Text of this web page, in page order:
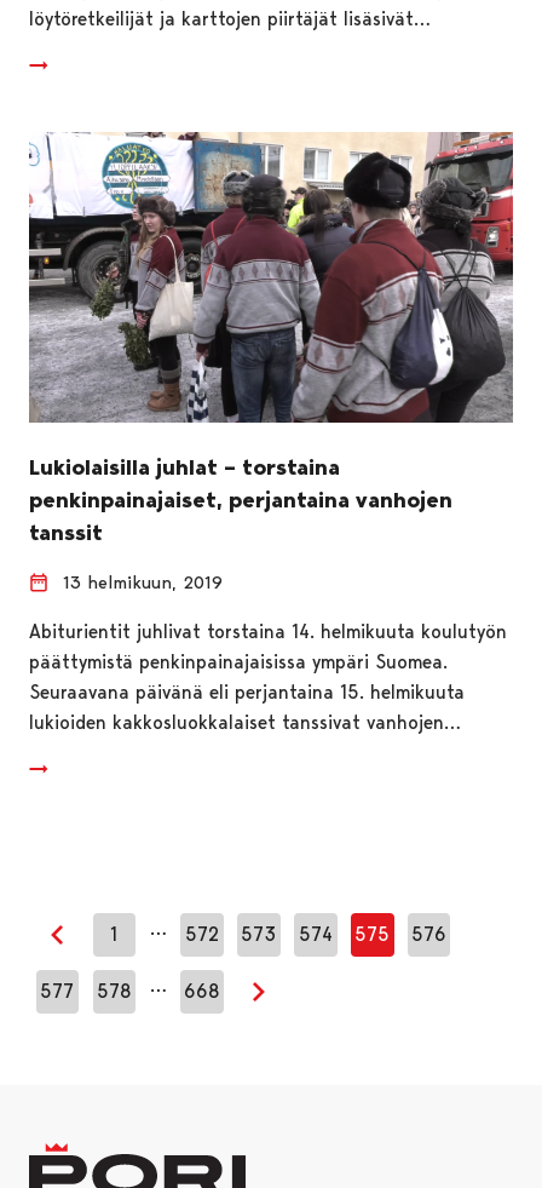
löytöretkeilijät ja karttojen piirtäjät lisäsivät…
Lukiolaisilla juhlat – torstaina
penkinpainajaiset, perjantaina vanhojen
tanssit
13 helmikuun, 2019
Abiturientit juhlivat torstaina 14. helmikuuta koulutyön
päättymistä penkinpainajaisissa ympäri Suomea.
Seuraavana päivänä eli perjantaina 15. helmikuuta
lukioiden kakkosluokkalaiset tanssivat vanhojen…
Edellinen sivu
1 … 572 573 574 575 576
577 578 … 668
Seuraava sivu